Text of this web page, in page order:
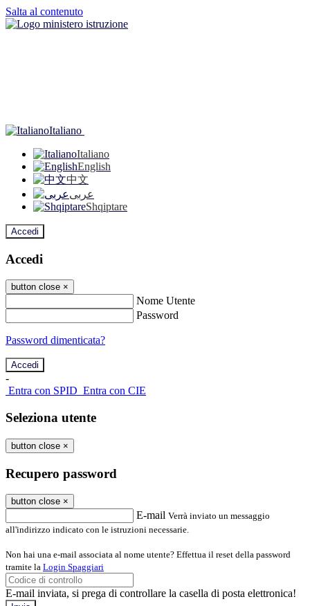
Salta al contenuto
Italiano
Italiano
English
中文
عربى
Shqiptare
Accedi
Accedi
button close ×
Nome Utente
Password
Password dimenticata?
-
Entra con SPID Entra con CIE
Seleziona utente
button close ×
Recupero password
button close ×
E-mail Verrà inviato un messaggio
all'indirizzo indicato con le istruzioni necessarie.
Non hai una e-mail associata al nome utente? Effettua il reset della password
tramite la Login Spaggiari
E-mail inviata, si prega di controllare la casella di posta elettronica!